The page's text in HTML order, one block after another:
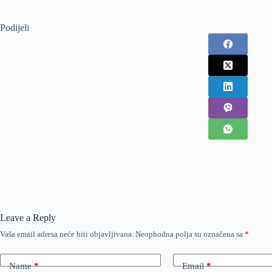
Podijeli
Leave a Reply
Vaša email adresa neće biti objavljivana. Neophodna polja su označena sa *
Name* Email*